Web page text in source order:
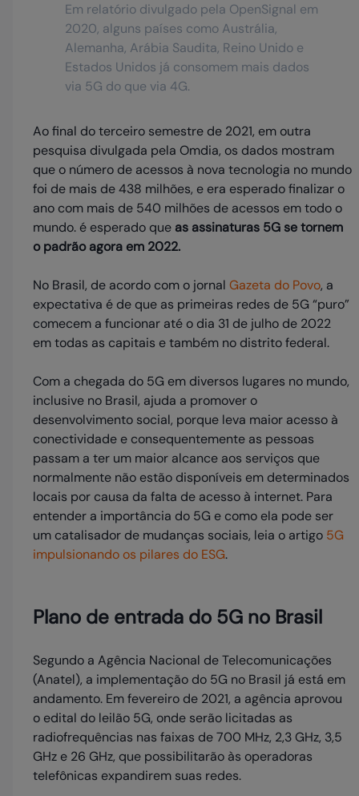
Em relatório divulgado pela OpenSignal em
2020, alguns países como Austrália,
Alemanha, Arábia Saudita, Reino Unido e
Estados Unidos já consomem mais dados
via 5G do que via 4G.
Ao final do terceiro semestre de 2021, em outra
pesquisa divulgada pela Omdia, os dados mostram
que o número de acessos à nova tecnologia no mundo
foi de mais de 438 milhões, e era esperado finalizar o
ano com mais de 540 milhões de acessos em todo o
mundo. é esperado que as assinaturas 5G se tornem
o padrão agora em 2022.
No Brasil, de acordo com o jornal Gazeta do Povo, a
expectativa é de que as primeiras redes de 5G “puro”
comecem a funcionar até o dia 31 de julho de 2022
em todas as capitais e também no distrito federal.
Com a chegada do 5G em diversos lugares no mundo,
inclusive no Brasil, ajuda a promover o
desenvolvimento social, porque leva maior acesso à
conectividade e consequentemente as pessoas
passam a ter um maior alcance aos serviços que
normalmente não estão disponíveis em determinados
locais por causa da falta de acesso à internet. Para
entender a importância do 5G e como ela pode ser
um catalisador de mudanças sociais, leia o artigo 5G
impulsionando os pilares do ESG.
Plano de entrada do 5G no Brasil
Segundo a Agência Nacional de Telecomunicações
(Anatel), a implementação do 5G no Brasil já está em
andamento. Em fevereiro de 2021, a agência aprovou
o edital do leilão 5G, onde serão licitadas as
radiofrequências nas faixas de 700 MHz, 2,3 GHz, 3,5
GHz e 26 GHz, que possibilitarão às operadoras
telefônicas expandirem suas redes.